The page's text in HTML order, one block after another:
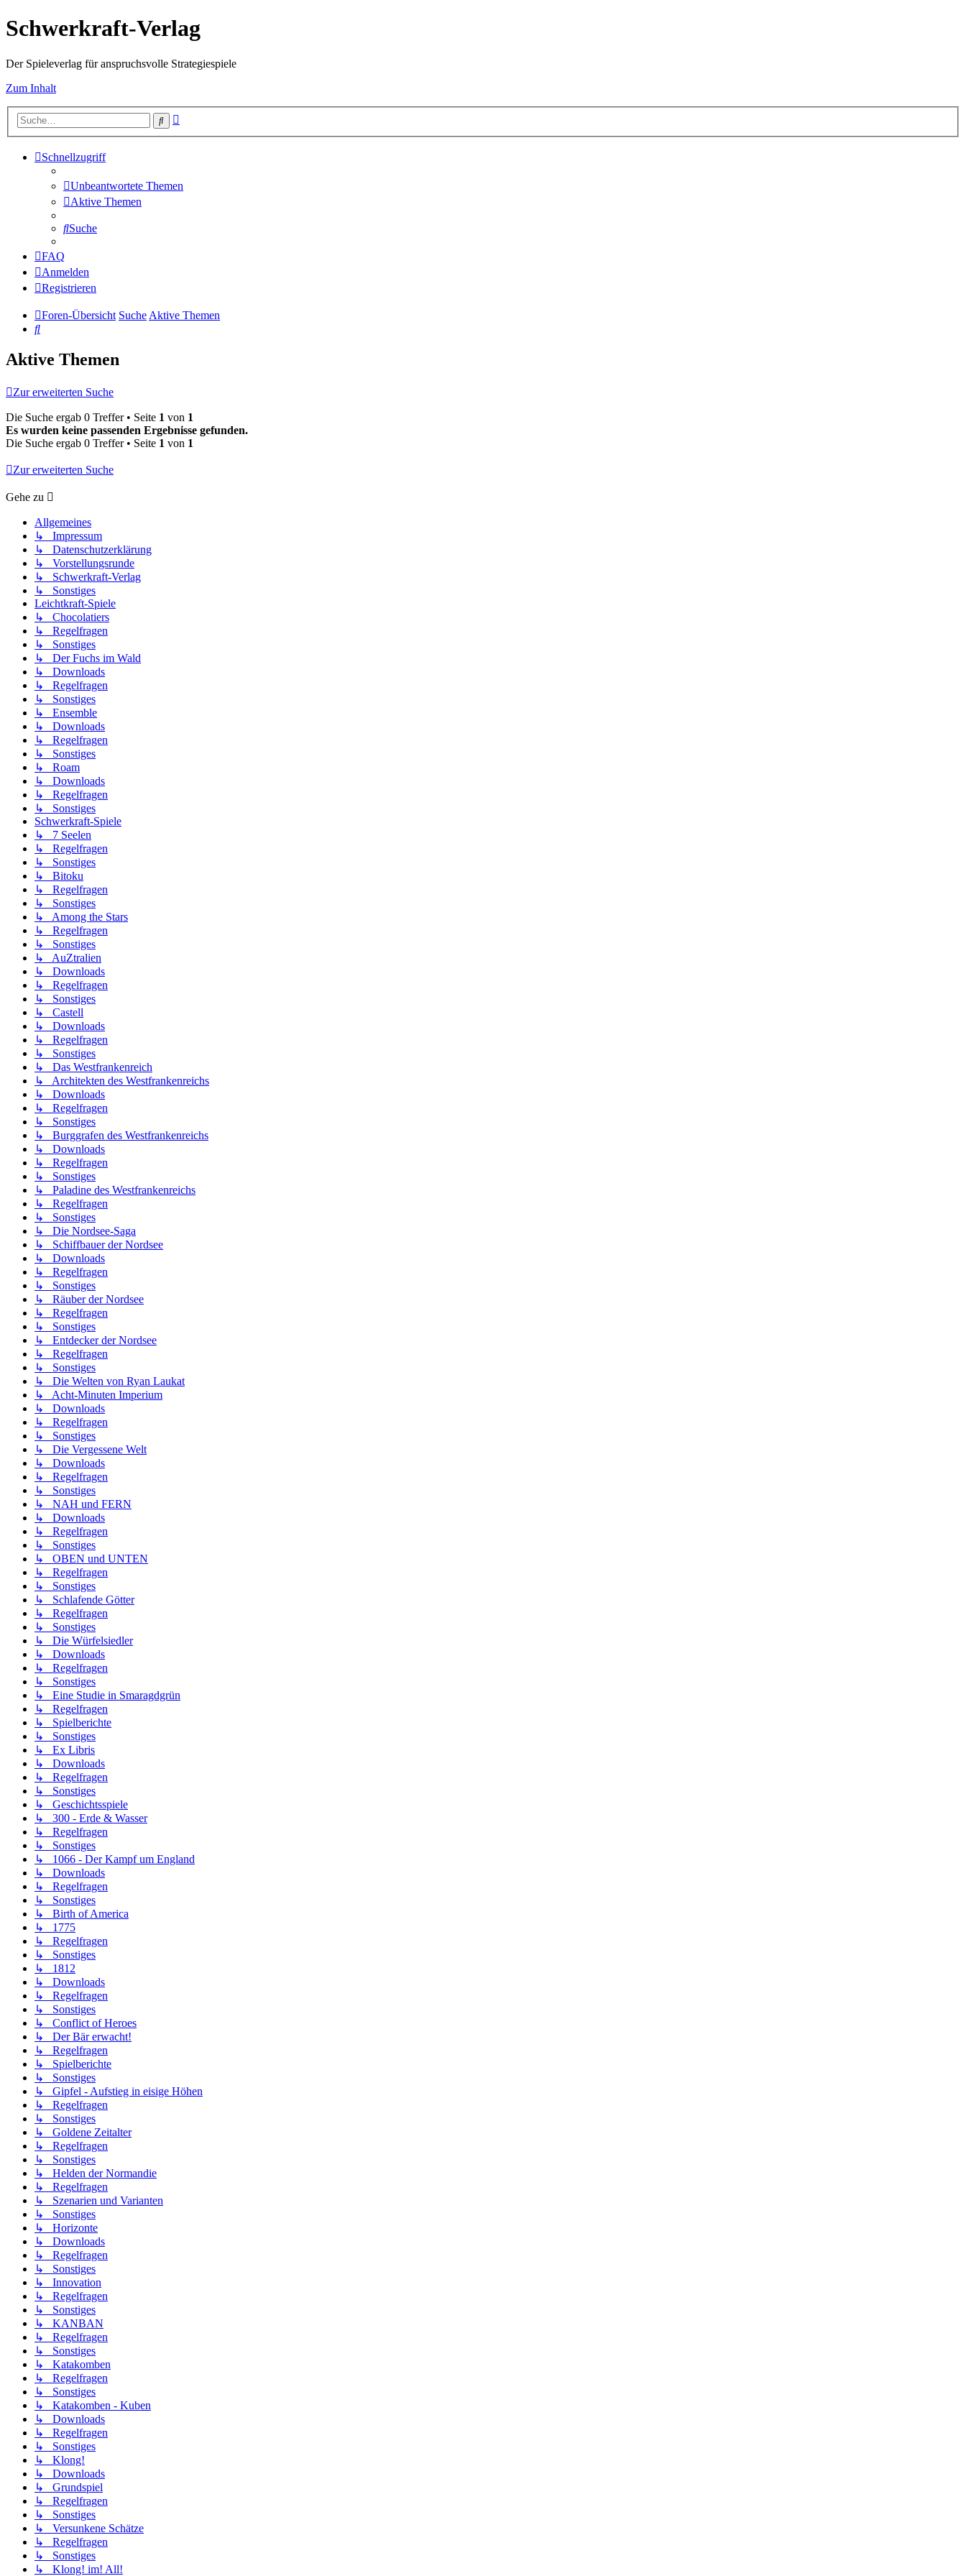
Schwerkraft-Verlag
Der Spieleverlag für anspruchsvolle Strategiespiele
Zum Inhalt
Suche
Schnellzugriff
Unbeantwortete Themen
Aktive Themen
Suche
FAQ
Anmelden
Registrieren
Foren-Übersicht SucheAktive Themen
Suche
Aktive Themen
Zur erweiterten Suche
Die Suche ergab 0 Treffer • Seite 1 von 1
Es wurden keine passenden Ergebnisse gefunden.
Die Suche ergab 0 Treffer • Seite 1 von 1
Zur erweiterten Suche
Gehe zu
Allgemeines
↳ Impressum
↳ Datenschutzerklärung
↳ Vorstellungsrunde
↳ Schwerkraft-Verlag
↳ Sonstiges
Leichtkraft-Spiele
↳ Chocolatiers
↳ Regelfragen
↳ Sonstiges
↳ Der Fuchs im Wald
↳ Downloads
↳ Regelfragen
↳ Sonstiges
↳ Ensemble
↳ Downloads
↳ Regelfragen
↳ Sonstiges
↳ Roam
↳ Downloads
↳ Regelfragen
↳ Sonstiges
Schwerkraft-Spiele
↳ 7 Seelen
↳ Regelfragen
↳ Sonstiges
↳ Bitoku
↳ Regelfragen
↳ Sonstiges
↳ Among the Stars
↳ Regelfragen
↳ Sonstiges
↳ AuZtralien
↳ Downloads
↳ Regelfragen
↳ Sonstiges
↳ Castell
↳ Downloads
↳ Regelfragen
↳ Sonstiges
↳ Das Westfrankenreich
↳ Architekten des Westfrankenreichs
↳ Downloads
↳ Regelfragen
↳ Sonstiges
↳ Burggrafen des Westfrankenreichs
↳ Downloads
↳ Regelfragen
↳ Sonstiges
↳ Paladine des Westfrankenreichs
↳ Regelfragen
↳ Sonstiges
↳ Die Nordsee-Saga
↳ Schiffbauer der Nordsee
↳ Downloads
↳ Regelfragen
↳ Sonstiges
↳ Räuber der Nordsee
↳ Regelfragen
↳ Sonstiges
↳ Entdecker der Nordsee
↳ Regelfragen
↳ Sonstiges
↳ Die Welten von Ryan Laukat
↳ Acht-Minuten Imperium
↳ Downloads
↳ Regelfragen
↳ Sonstiges
↳ Die Vergessene Welt
↳ Downloads
↳ Regelfragen
↳ Sonstiges
↳ NAH und FERN
↳ Downloads
↳ Regelfragen
↳ Sonstiges
↳ OBEN und UNTEN
↳ Regelfragen
↳ Sonstiges
↳ Schlafende Götter
↳ Regelfragen
↳ Sonstiges
↳ Die Würfelsiedler
↳ Downloads
↳ Regelfragen
↳ Sonstiges
↳ Eine Studie in Smaragdgrün
↳ Regelfragen
↳ Spielberichte
↳ Sonstiges
↳ Ex Libris
↳ Downloads
↳ Regelfragen
↳ Sonstiges
↳ Geschichtsspiele
↳ 300 - Erde & Wasser
↳ Regelfragen
↳ Sonstiges
↳ 1066 - Der Kampf um England
↳ Downloads
↳ Regelfragen
↳ Sonstiges
↳ Birth of America
↳ 1775
↳ Regelfragen
↳ Sonstiges
↳ 1812
↳ Downloads
↳ Regelfragen
↳ Sonstiges
↳ Conflict of Heroes
↳ Der Bär erwacht!
↳ Regelfragen
↳ Spielberichte
↳ Sonstiges
↳ Gipfel - Aufstieg in eisige Höhen
↳ Regelfragen
↳ Sonstiges
↳ Goldene Zeitalter
↳ Regelfragen
↳ Sonstiges
↳ Helden der Normandie
↳ Regelfragen
↳ Szenarien und Varianten
↳ Sonstiges
↳ Horizonte
↳ Downloads
↳ Regelfragen
↳ Sonstiges
↳ Innovation
↳ Regelfragen
↳ Sonstiges
↳ KANBAN
↳ Regelfragen
↳ Sonstiges
↳ Katakomben
↳ Regelfragen
↳ Sonstiges
↳ Katakomben - Kuben
↳ Downloads
↳ Regelfragen
↳ Sonstiges
↳ Klong!
↳ Downloads
↳ Grundspiel
↳ Regelfragen
↳ Sonstiges
↳ Versunkene Schätze
↳ Regelfragen
↳ Sonstiges
↳ Klong! im! All!